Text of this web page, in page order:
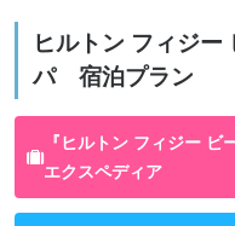
ヒルトン フィジー
パ 宿泊プラン
『ヒルトン フィジー
エクスペディア